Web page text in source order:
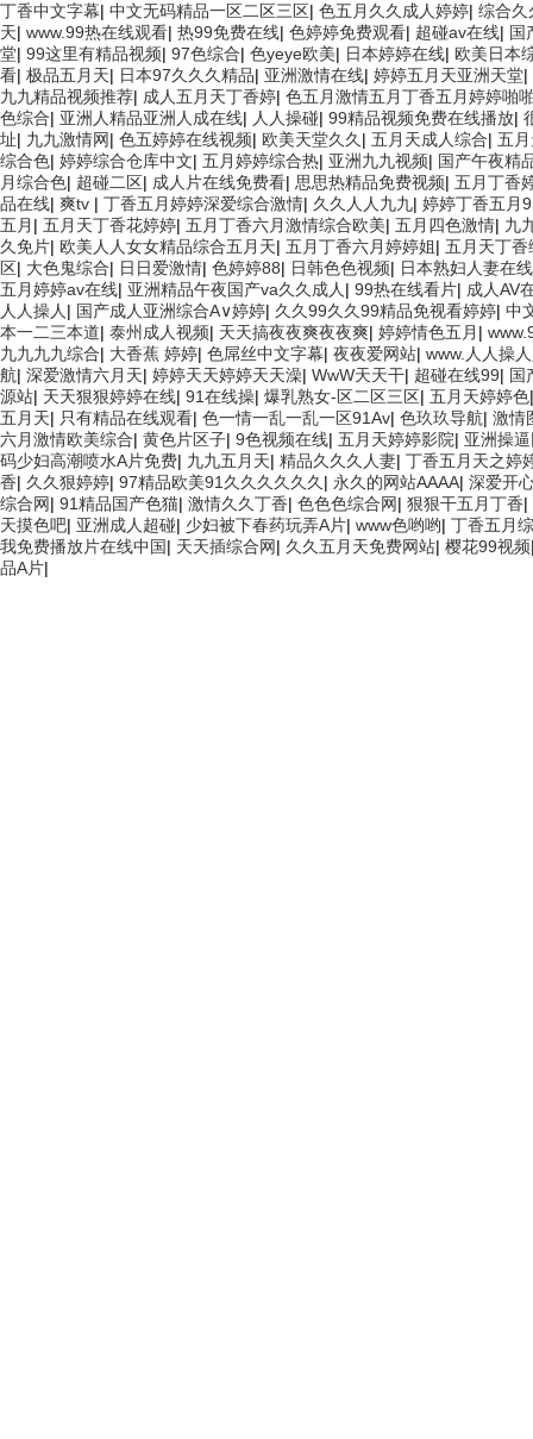
丁香中文字幕| 中文无码精品一区二区三区| 色五月久久成人婷婷| 综合久
天| www.99热在线观看| 热99免费在线| 色婷婷免费观看| 超碰av在线| 国
堂| 99这里有精品视频| 97色综合| 色yeye欧美| 日本婷婷在线| 欧美日本
看| 极品五月天| 日本97久久久精品| 亚洲激情在线| 婷婷五月天亚洲天堂|
九九精品视频推荐| 成人五月天丁香婷| 色五月激情五月丁香五月婷婷啪
色综合| 亚洲人精品亚洲人成在线| 人人操碰| 99精品视频免费在线播放|
址| 九九激情网| 色五婷婷在线视频| 欧美天堂久久 | 五月天成人综合| 五
综合色| 婷婷综合仓库中文| 五月婷婷综合热| 亚洲九九视频| 国产午夜精
月综合色| 超碰二区| 成人片在线免费看| 思思热精品免费视频| 五月丁香
品在线| 爽tv | 丁香五月婷婷深爱综合激情| 久久人人九九| 婷婷丁香五月
五月 | 五月天丁香花婷婷| 五月丁香六月激情综合欧美| 五月四色激情| 九
久免片| 欧美人人女女精品综合五月天| 五月丁香六月婷婷姐| 五月天丁香
区| 大色鬼综合| 日日爱激情| 色婷婷88| 日韩色色视频| 日本熟妇人妻在线
五月婷婷av在线| 亚洲精品午夜国产va久久成人 | 99热在线看片| 成人AV
人人操人 | 国产成人亚洲综合A∨婷婷| 久久99久久99精品免视看婷婷| 中
本一二三本道| 泰州成人视频| 天天搞夜夜爽夜夜爽| 婷婷情色五月 |
九九九九综合| 大香蕉 婷婷| 色屌丝中文字幕| 夜夜爱网站| www.人人操
航| 深爱激情六月天| 婷婷天天婷婷天天澡| WwW天天干| 超碰在线99| 国
源站| 天天狠狠婷婷在线| 91在线操| 爆乳熟女-区二区三区| 五月天婷婷色
五月天| 只有精品在线观看| 色一情一乱一乱一区91Av| 色玖玖导航| 激情
六月激情欧美综合| 黄色片区子| 9色视频在线| 五月天婷婷影院| 亚洲操
码少妇高潮喷水A片免费| 九九五月天| 精品久久久人妻| 丁香五月天之婷
香| 久久狠婷婷| 97精品欧美91久久久久久久 | 永久的网站AAAA| 深爱开
综合网| 91精品国产色猫| 激情久久丁香| 色色色综合网| 狠狠干五月丁香|
天摸色吧| 亚洲成人超碰| 少妇被下春药玩弄A片| www色哟哟| 丁香五月
我免费播放片在线中国| 天天插综合网| 久久五月天免费网站| 樱花99视频
品A片|